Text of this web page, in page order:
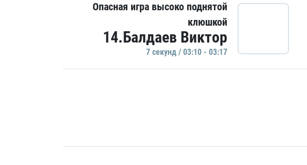
Опасная игра высоко поднятой
клюшкой
14.Балдаев Виктор
7 секунд / 03:10 - 03:17